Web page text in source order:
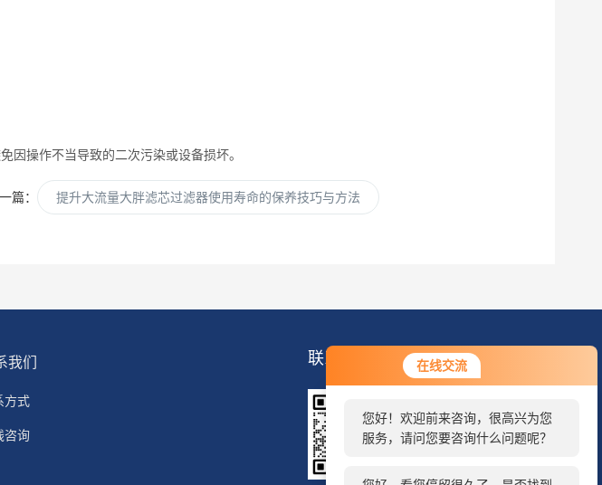
在线交流
您好！欢迎前来咨询，很高兴为您
服务，请问您要咨询什么问题呢？
您好，看您停留很久了，是否找到
了需求产品，您可以直接在线与我
操作不当导致的二次污染或设备损坏。
篇： 提升大流量大胖滤芯过滤器使用寿命的保养技巧与方法
我们
方式
咨询
联系我们